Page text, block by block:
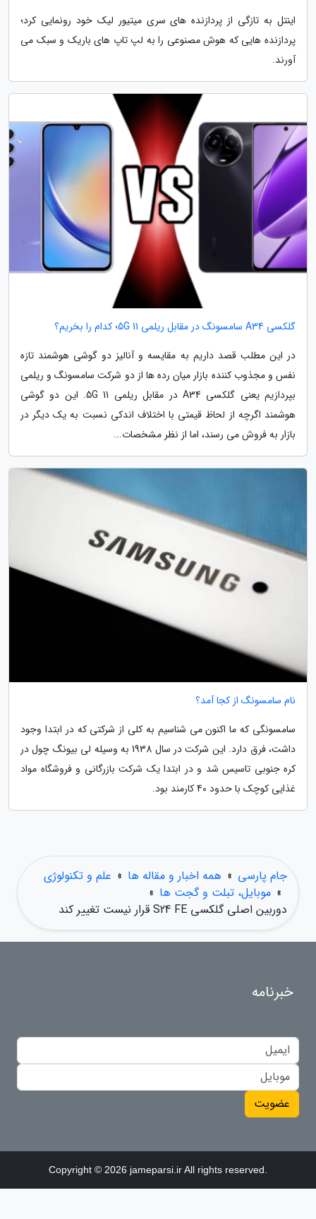
اینتل به تازگی از پردازنده های سری میتیور لیک خود رونمایی کرد؛
پردازنده هایی که هوش مصنوعی را به لپ تاپ های باریک و سبک می
آورند.
گلکسی A34 سامسونگ در مقابل ریلمی 11 5G؛ کدام را بخریم؟
در این مطلب قصد داریم به مقایسه و آنالیز دو گوشی هوشمند تازه
نفس و مجذوب کننده بازار میان رده ها از دو شرکت سامسونگ و ریلمی
بپردازیم یعنی گلکسی A34 در مقابل ریلمی 11 5G. این دو گوشی
هوشمند اگرچه از لحاظ قیمتی با اختلاف اندکی نسبت به یک دیگر در
بازار به فروش می رسند، اما از نظر مشخصات...
نام سامسونگ از کجا آمد؟
سامسونگی که ما اکنون می شناسیم به کلی از شرکتی که در ابتدا وجود
داشت، فرق دارد. این شرکت در سال 1938 به وسیله لی بیونگ چول در
کره جنوبی تاسیس شد و در ابتدا یک شرکت بازرگانی و فروشگاه مواد
غذایی کوچک با حدود 40 کارمند بود.
جام پارسی » همه اخبار و مقاله ها » علم و تکنولوژی
» موبایل، تبلت و گجت ها »
دوربین اصلی گلکسی S24 FE قرار نیست تغییر کند
خبرنامه
عضویت
Copyright © 2026 jameparsi.ir All rights reserved.